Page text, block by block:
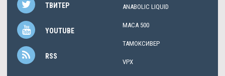
ТВИТЕР
YOUTUBE
RSS
ANABOLIC LIQUID
MACA 500
ТАМОКСИВЕР
VPX